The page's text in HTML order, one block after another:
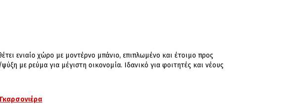
ενιαίο χώρο με μοντέρνο μπάνιο, επιπλωμένο και έτοιμο προς
με ρεύμα για μέγιστη οικονομία. Ιδανικό για φοιτητές και νέους
Γκαρσονιέρα